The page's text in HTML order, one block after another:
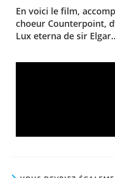
En voici le film,
choeur Counterpoint,
Lux eterna de sir